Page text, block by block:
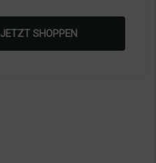
JETZT SHOPPEN